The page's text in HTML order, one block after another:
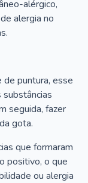
alérgico,
alergia no
puntura, esse
seguida, fazer
gota.
que formaram
positivo, o que
ou alergia